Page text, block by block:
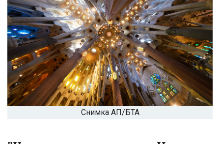
Снимка АП/БТА